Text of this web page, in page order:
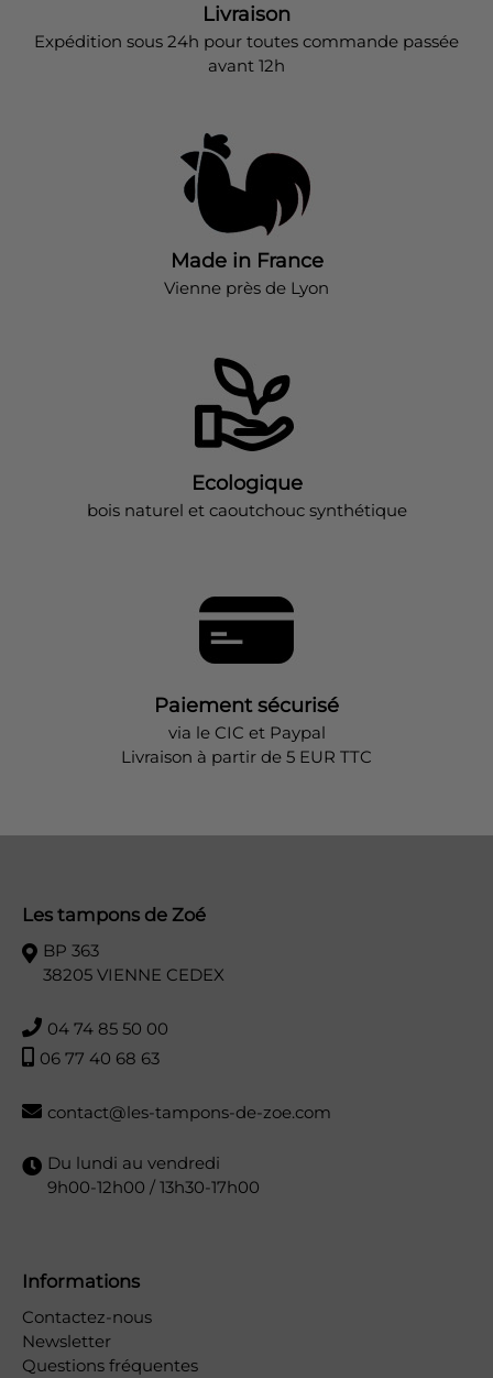
Livraison
Expédition sous 24h pour toutes commande passée
avant 12h
Made in France
Vienne près de Lyon
Ecologique
bois naturel et caoutchouc synthétique
Paiement sécurisé
via le CIC et Paypal
Livraison à partir de 5 EUR TTC
Les tampons de Zoé
BP 363
38205 VIENNE CEDEX
04 74 85 50 00
06 77 40 68 63
contact@les-tampons-de-zoe.com
Du lundi au vendredi
9h00-12h00 / 13h30-17h00
Informations
Contactez-nous
Newsletter
Questions fréquentes